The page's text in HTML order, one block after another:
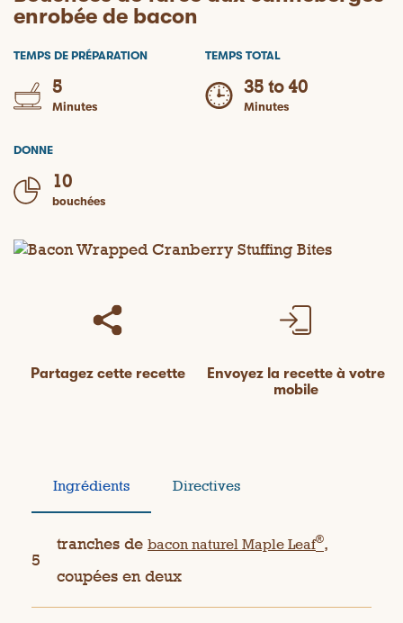
enrobée de bacon
TEMPS DE PRÉPARATION
5
Minutes
TEMPS TOTAL
35 to 40
Minutes
DONNE
10
bouchées
Partagez cette recette
Envoyez la recette à votre
mobile
Ingrédients Directives
5
tranches de bacon naturel Maple Leaf®,
coupées en deux